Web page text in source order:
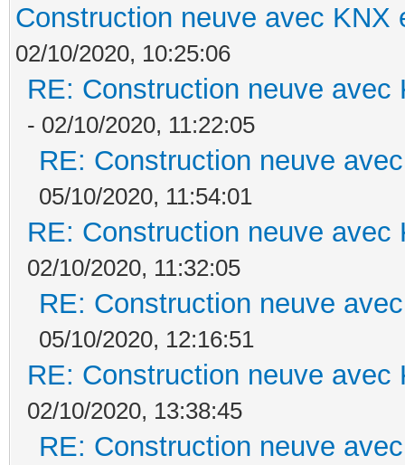
Construction neuve avec KNX
02/10/2020, 10:25:06
RE: Construction neuve avec
- 02/10/2020, 11:22:05
RE: Construction neuve
05/10/2020, 11:54:01
RE: Construction neuve avec
02/10/2020, 11:32:05
RE: Construction neuve
05/10/2020, 12:16:51
RE: Construction neuve avec
02/10/2020, 13:38:45
RE: Construction neuve